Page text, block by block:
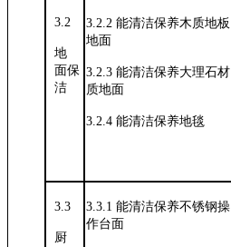
3.2
地
面保
洁
3.2.2能清洁保养木质地板
地面
3.2.3能清洁保养大理石材
质地面
3.2.4能清洁保养地毯
3.3
厨
3.3.1能清洁保养不锈钢操
作台面